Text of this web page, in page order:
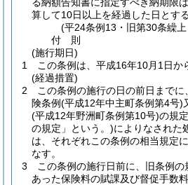
算して10日以上を経過した日とする
(平24条例13・旧第30条繰
付 則
(施行期日)
1
この条例は、平成16年10月1日か
(経過措置)
2
この条例の施行の日の前日まで
険条例(平成12年中主町条例第4号)
(平成12年野洲町条例第10号)の規定
の規定」という。)によりなされた
は、それぞれこの条例の相当規定
なす。
3
この条例の施行日前に、旧条例
あった保険料の賦課及び督促手数